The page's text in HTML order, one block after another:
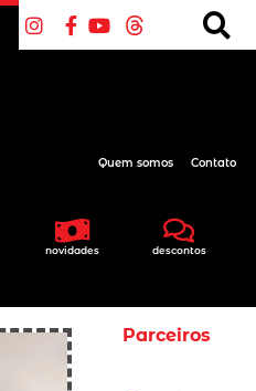
novidades descontos
Quem somos Contato
Parceiros